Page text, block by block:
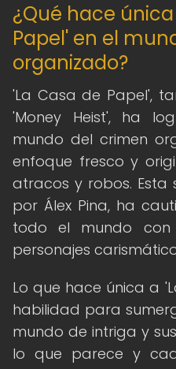
¿Qué hace
Papel' en el
organizado?
'La Casa de Papel',
'Money Heist', ha
mundo del crimen
enfoque fresco y
atracos y robos. Esta
por Álex Pina, ha
todo el mundo con
personajes
Lo que hace única a
habilidad para
mundo de intriga y
lo que parece y